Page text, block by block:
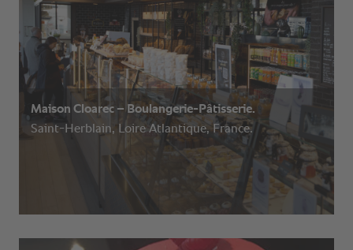
Maison Cloarec – Boulangerie-Pâtisserie.
Saint-Herblain, Loire Atlantique, France.